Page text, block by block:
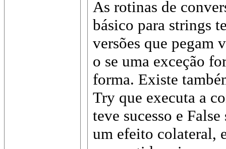
As rotinas de
básico para strings
versões que pegam
o se uma exceção
forma. Existe
Try que executa a
teve sucesso e
um efeito colateral,